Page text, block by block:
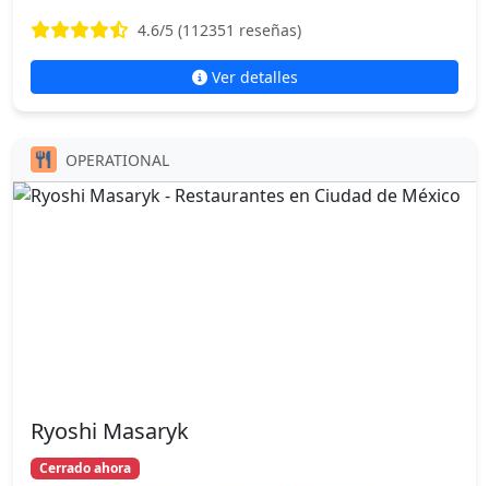
4.6/5 (112351 reseñas)
Ver detalles
OPERATIONAL
Ryoshi Masaryk
Cerrado ahora